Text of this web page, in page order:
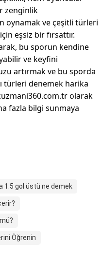
zenginlik
oynamak ve çeşitli türleri
eşsiz bir fırsattır.
bu sporun kendine
ve keyfini
artırmak ve bu sporda
türleri denemek harika
olarak
fazla bilgi sunmaya
1.5 gol üstü ne demek
Öğrenin